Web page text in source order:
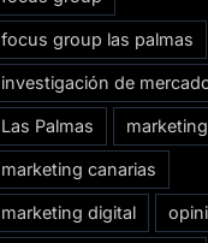
focus group las palmas
investigación de
Las Palmas marketing
marketing canarias
marketing digital